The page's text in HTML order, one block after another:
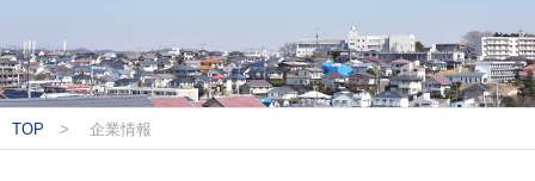
TOP 企業情報